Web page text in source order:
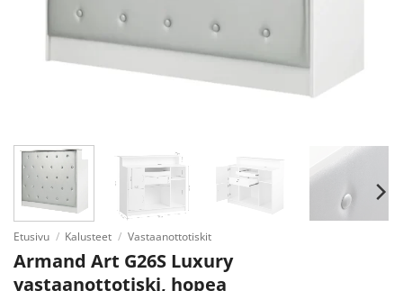
Etusivu / Kalusteet / Vastaanottotiskit
Armand Art G26S Luxury
vastaanottotiski, hopea